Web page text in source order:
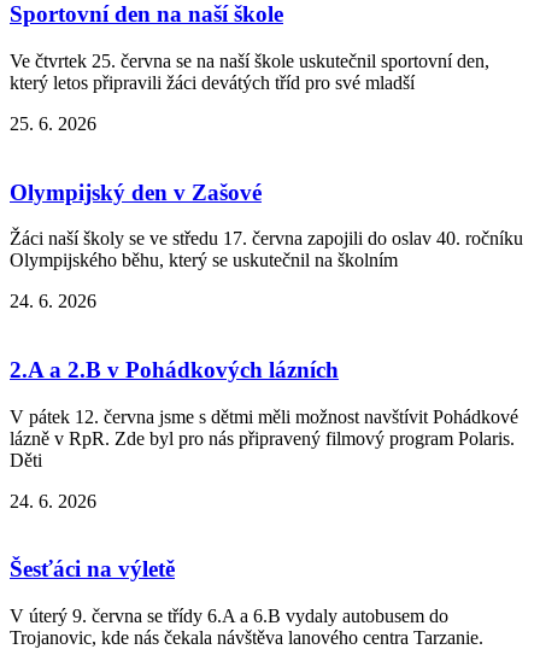
Sportovní den na naší škole
Ve čtvrtek 25. června se na naší škole uskutečnil sportovní den,
který letos připravili žáci devátých tříd pro své mladší
25. 6. 2026
Olympijský den v Zašové
Žáci naší školy se ve středu 17. června zapojili do oslav 40. ročníku
Olympijského běhu, který se uskutečnil na školním
24. 6. 2026
2.A a 2.B v Pohádkových lázních
V pátek 12. června jsme s dětmi měli možnost navštívit Pohádkové
lázně v RpR. Zde byl pro nás připravený filmový program Polaris.
Děti
24. 6. 2026
Šesťáci na výletě
V úterý 9. června se třídy 6.A a 6.B vydaly autobusem do
Trojanovic, kde nás čekala návštěva lanového centra Tarzanie.